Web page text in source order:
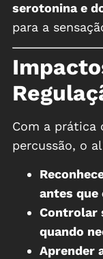
serotonina e
para a
Com a prática
percussão, o
antes que
Controlar
quando
Aprender